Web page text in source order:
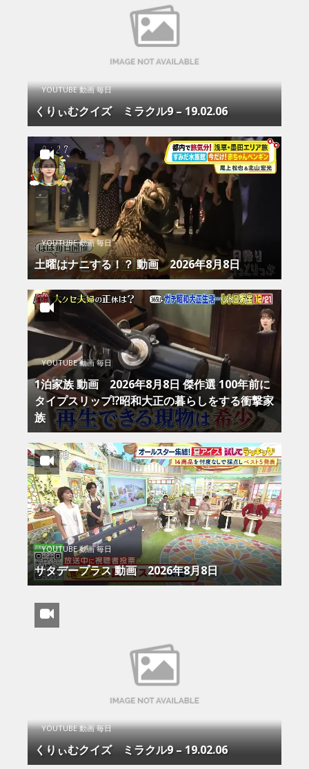
YOUTUBE 動画 毎日
くりぃむクイズ ミラクル9 – 19.02.06
YOUTUBE 動画 毎日
土曜はナニする！？ 動画 2026年8月8日
YOUTUBE 動画 毎日
1泊家族 動画 2026年8月8日 傑作選 100年前に
タイプスリップ⁉昭和大正の暮らしをする衝撃家
族
YOUTUBE 動画 毎日
サタデープラス 動画 2026年8月8日
YOUTUBE 動画 毎日
くりぃむクイズ ミラクル9 – 19.02.06